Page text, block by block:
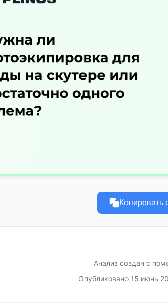
Копировать
Анализ создан с
Опубликовано 15 июнь